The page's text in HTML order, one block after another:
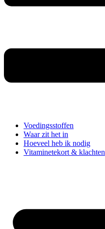
Voedingsstoffen
Waar zit het in
Hoeveel heb ik nodig
Vitaminetekort & klachten